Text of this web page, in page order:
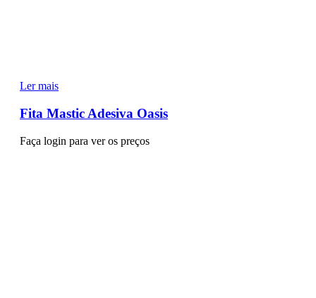
Ler mais
Fita Mastic Adesiva Oasis
Faça login para ver os preços